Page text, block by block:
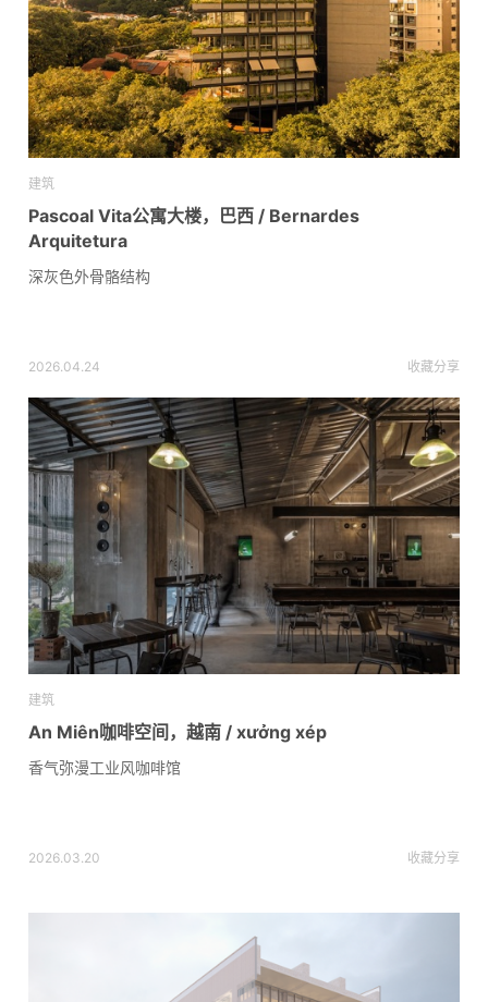
建筑
Pascoal Vita公寓大楼，巴西 / Bernardes
Arquitetura
深灰色外骨骼结构
2026.04.24 收藏分享
建筑
An Miên咖啡空间，越南 / xưởng xép
香气弥漫工业风咖啡馆
2026.03.20 收藏分享